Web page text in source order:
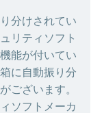
分けされてい
リティソフト
能が付いてい
に自動振り分
ございます。
ソフトメーカ